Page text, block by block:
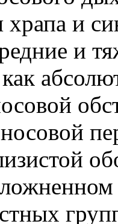
храпа и
и